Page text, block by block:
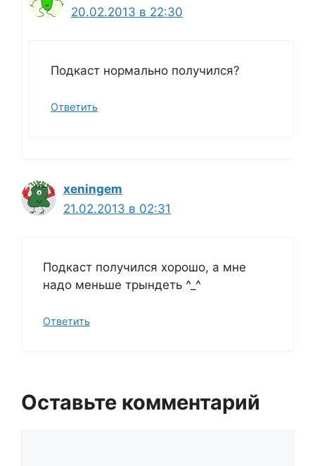
20.02.2013 в 22:30
Подкаст нормально получился?
Ответить
xeningem
21.02.2013 в 02:31
Подкаст получился хорошо, а мне
надо меньше трындеть ^_^
Ответить
Оставьте комментарий